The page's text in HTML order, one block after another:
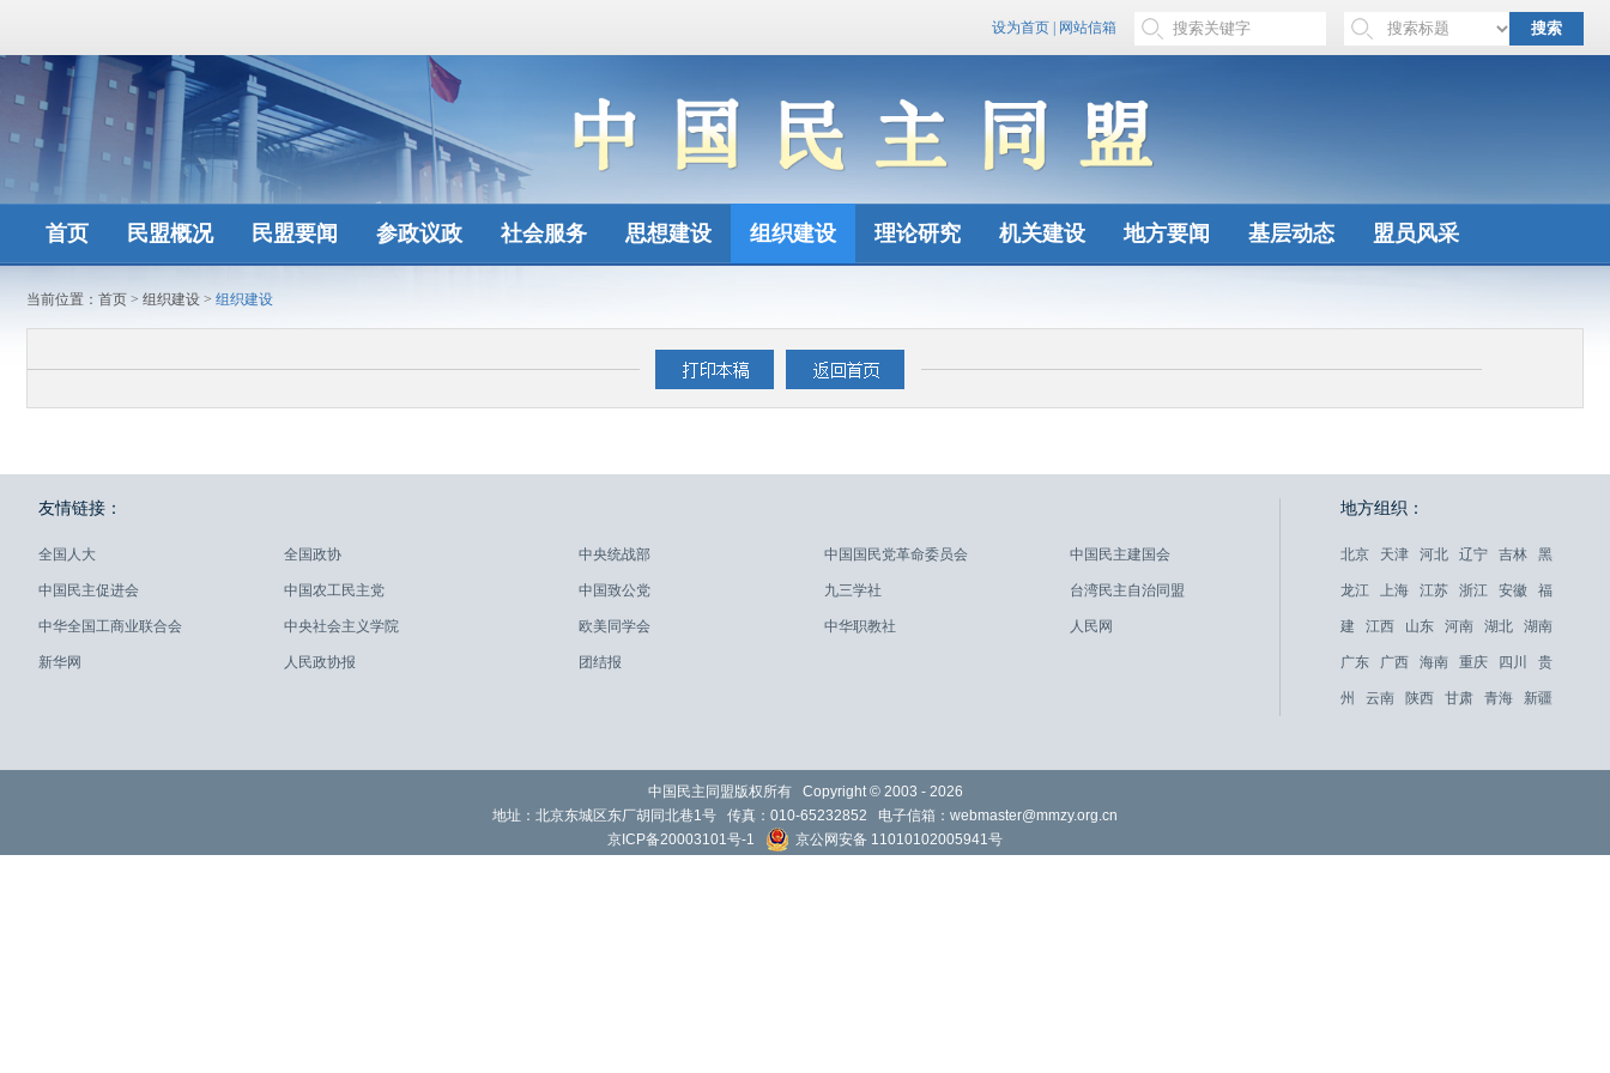
设为首页 网站信箱 搜索
首页 民盟概况 民盟要闻 参政议政 社会服务 思想建设 组织建设 理论研究 机关建设 地方要闻 基层动态 盟员风采
当前位置： 首页 > 组织建设 > 组织建设
友情链接：
全国人大
中国民主促进会
中华全国工商业联合会
新华网
全国政协
中国农工民主党
中央社会主义学院
人民政协报
中央统战部
中国致公党
欧美同学会
团结报
中国国民党革命委员会
九三学社
中华职教社
中国民主建国会
台湾民主自治同盟
人民网
地方组织：
北京 天津 河北 辽宁 吉林 黑
龙江 上海 江苏 浙江 安徽 福
建 江西 山东 河南 湖北 湖南
广东 广西 海南 重庆 四川 贵
州 云南 陕西 甘肃 青海 新疆
中国民主同盟版权所有 Copyright © 2003 - 2026
地址：北京东城区东厂胡同北巷1号 传真：010-65232852 电子信箱： webmaster@mmzy.org.cn
京ICP备20003101号-1
京公网安备 11010102005941号